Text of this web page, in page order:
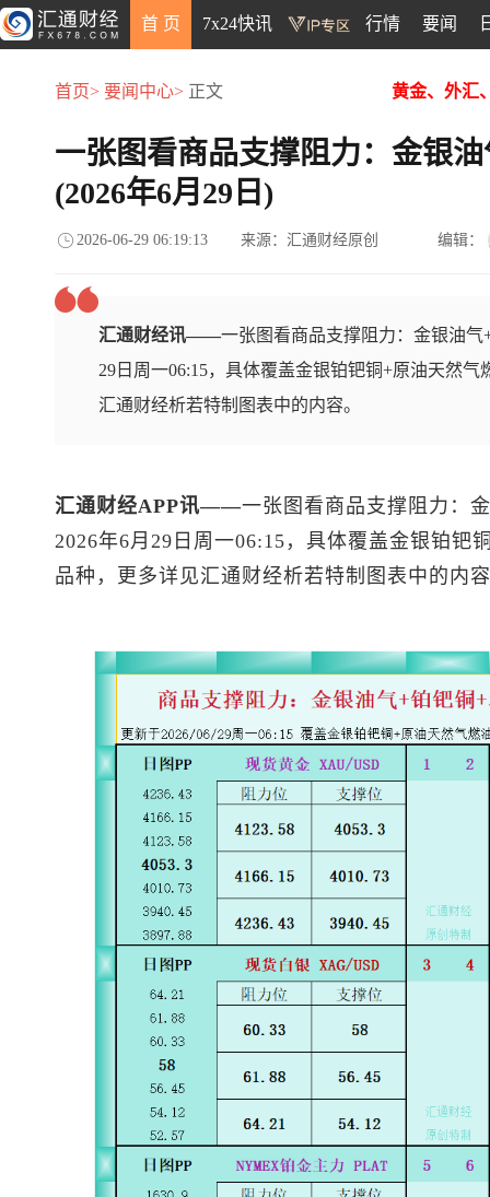
首 页 7x24快讯 行情 要闻
首页> 要闻中心> 正文 黄金、外汇
一张图看商品支撑阻力：金银
(2026年6月29日)
2026-06-29 06:19:13 来源：汇通财经原创 编辑：
汇通财经讯——一张图看商品支撑阻力：金银油气
29日周一06:15，具体覆盖金银铂钯铜+原油天然
汇通财经析若特制图表中的内容。
汇通财经APP讯——一张图看商品支撑阻力：
2026年6月29日周一06:15，具体覆盖金银铂钯
品种，更多详见汇通财经析若特制图表中的内